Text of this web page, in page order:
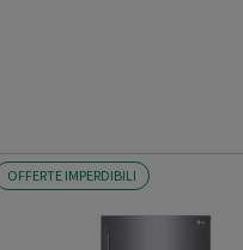
OFFERTE IMPERDIBILI